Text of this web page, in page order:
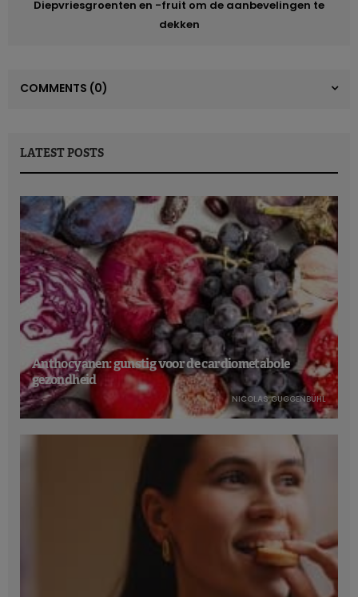
Diepvriesgroenten en -fruit om de aanbevelingen te
dekken
COMMENTS (0)
LATEST POSTS
Anthocyanen: gunstig voor de cardiometabole
gezondheid
NICOLAS GUGGENBÜHL